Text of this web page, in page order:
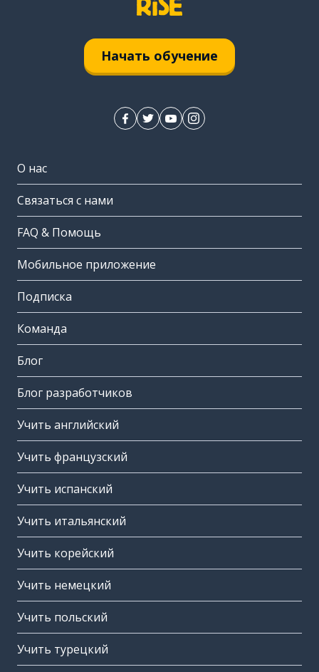
Начать обучение
О нас
Связаться с нами
FAQ & Помощь
Мобильное приложение
Подписка
Команда
Блог
Блог разработчиков
Учить английский
Учить французский
Учить испанский
Учить итальянский
Учить корейский
Учить немецкий
Учить польский
Учить турецкий